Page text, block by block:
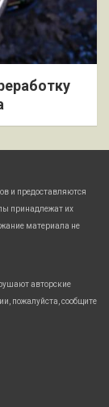
и предоставляются
принадлежат их
материала не
авторские
пожалуйста, сообщите